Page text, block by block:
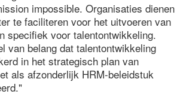
impossible. Organisaties dienen
te faciliteren voor het uitvoeren van
specifiek voor talentontwikkeling.
van belang dat talentontwikkeling
in het strategisch plan van
als afzonderlijk HRM-beleidstuk